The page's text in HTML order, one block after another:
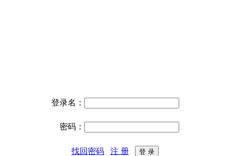
登录名：
密码：
找回密码 注 册